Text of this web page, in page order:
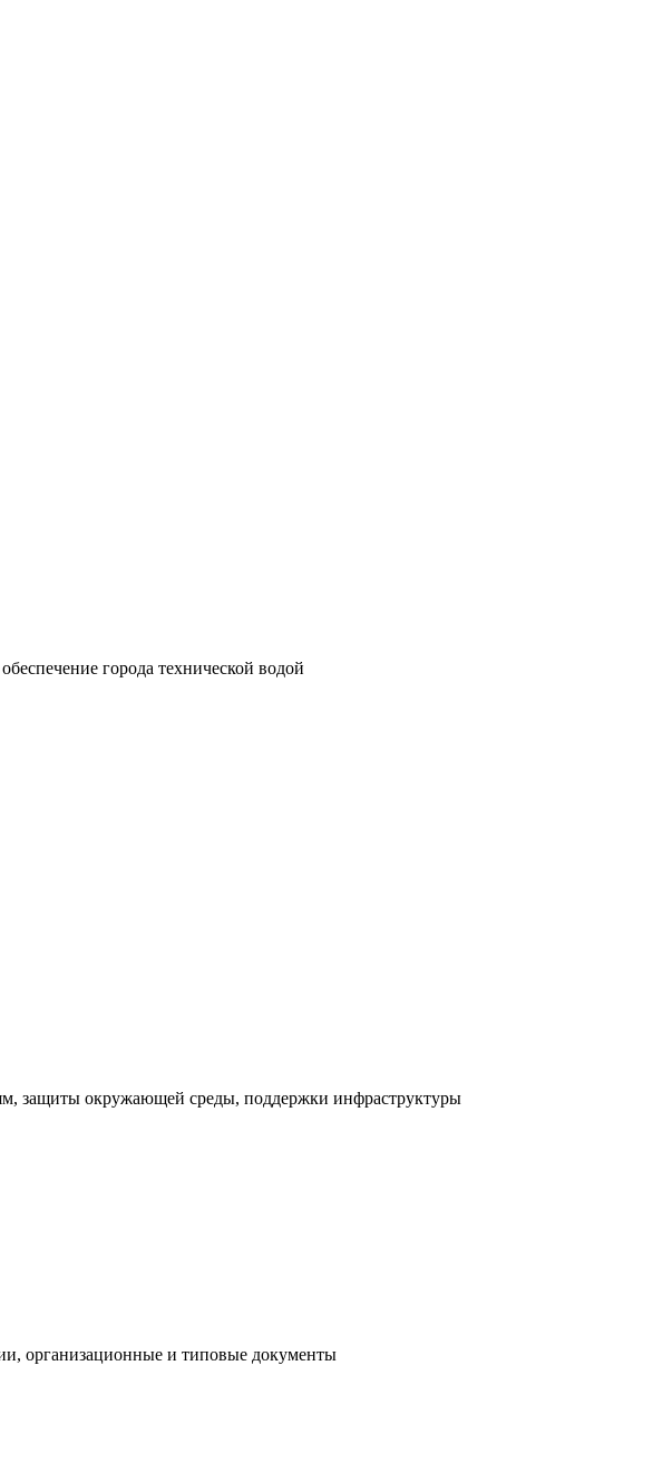
города технической водой
защиты окружающей среды, поддержки инфраструктуры
организационные и типовые документы